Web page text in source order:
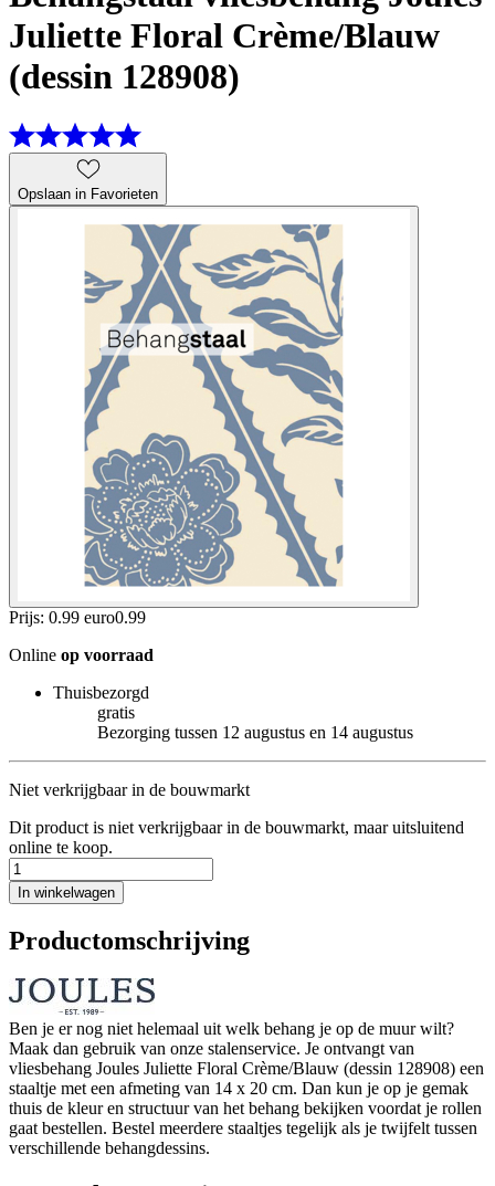
Juliette Floral Crème/Blauw
(dessin 128908)
Opslaan in Favorieten
Prijs: 0.99 euro0.99
Online op voorraad
Thuisbezorgd
gratis
Bezorging tussen 12 augustus en 14 augustus
Niet verkrijgbaar in de bouwmarkt
Dit product is niet verkrijgbaar in de bouwmarkt, maar uitsluitend
online te koop.
In winkelwagen
Productomschrijving
Ben je er nog niet helemaal uit welk behang je op de muur wilt?
Maak dan gebruik van onze stalenservice. Je ontvangt van
vliesbehang Joules Juliette Floral Crème/Blauw (dessin 128908) een
staaltje met een afmeting van 14 x 20 cm. Dan kun je op je gemak
thuis de kleur en structuur van het behang bekijken voordat je rollen
gaat bestellen. Bestel meerdere staaltjes tegelijk als je twijfelt tussen
verschillende behangdessins.